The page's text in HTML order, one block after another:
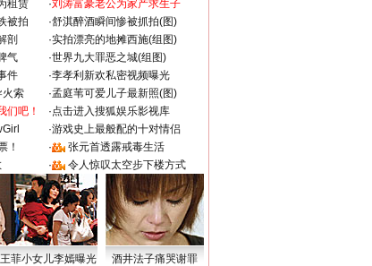
租赁 ·刘涛富豪老公为家产求生子
被拍 ·舒淇醉酒瞬间惨被抓拍(图)
剖 ·实拍漂亮的地摊西施(组图)
气 ·世界九大罪恶之城(组图)
件 ·李孝利新欢私密视频曝光
火索 ·孟庭苇可爱儿子最新照(图)
们吧！ ·点击进入搜狐娱乐影视库
·游戏史上最般配的十对情侣
！ ·
张元首透露戒毒生活
· 令人惊叹太空步下楼方式
王菲小女儿李嫣曝光 酒井法子痛哭谢罪